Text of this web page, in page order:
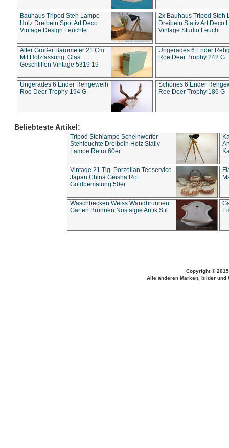
Bauhaus Tripod Steh Lampe
Holz Dreibein Spot Art Deco
Vintage Design Leuchte
2x Bauhaus Tripod Steh
Dreibein Stativ Art Deco
Vintage Studio Leucht
Alter Großer Barometer 21 Cm
Mit Holzfassung, Glas
Geschliffen Vintage 5319 19
Ungerades 6 Ender
Roe Deer Trophy 242 G
Ungerades 6 Ender Rehgeweih
Roe Deer Trophy 194 G
Schönes 6 Ender
Roe Deer Trophy 186 G
Beliebteste Artikel:
Tripod Stehlampe Scheinwerfer
Stehleuchte Dreibein Holz Stativ
Lampe Retro 60er
Vintage 21 Tlg. Porzellan Teeservice
Japan China Geisha Rot
Goldbemalung 50er
Waschbecken Weiss Wandbrunnen
Garten Brunnen Nostalgie Antik Stil
Copyright ©
Alle anderen Marken, bilder und